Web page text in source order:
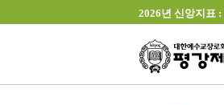
2026년 신앙지표 :